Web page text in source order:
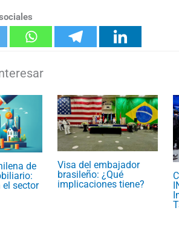
de
el sector
Visa del embajador
brasileño: ¿Qué
implicaciones tiene?